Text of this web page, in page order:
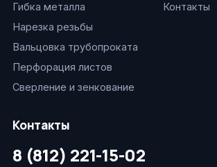
Гибка металла
Нарезка резьбы
Вальцовка трубопроката
Перфорация листов
Сверление и зенкование
Контакты
Контакты
8 (812) 221-15-02